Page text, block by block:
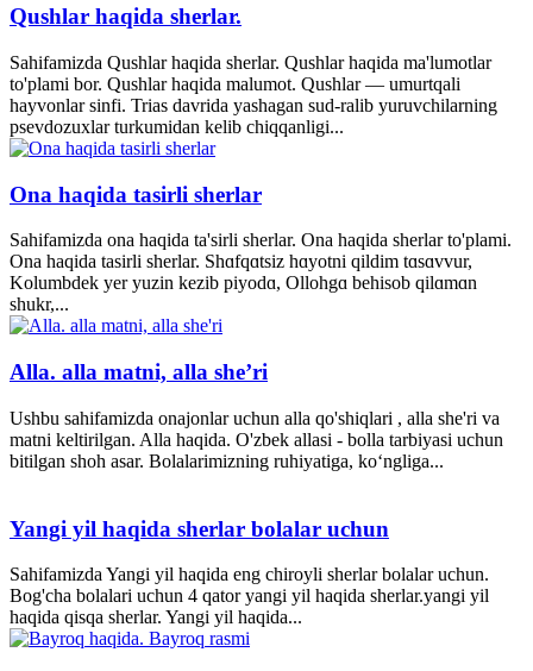
Qushlar haqida sherlar.
Sahifamizda Qushlar haqida sherlar. Qushlar haqida ma'lumotlar
to'plami bor. Qushlar haqida malumot. Qushlar — umurtqali
hayvonlar sinfi. Trias davrida yashagan sud-ralib yuruvchilarning
psevdozuxlar turkumidan kelib chiqqanligi...
Ona haqida tasirli sherlar
Sahifamizda ona haqida ta'sirli sherlar. Ona haqida sherlar to'plami.
Ona haqida tasirli sherlar. Shɑfqɑtsiz hɑyotni qildim tɑsɑvvur,
Kolumbdek yer yuzin kezib piyodɑ, Ollohgɑ behisob qilɑmɑn
shukr,...
Alla. alla matni, alla she’ri
Ushbu sahifamizda onajonlar uchun alla qo'shiqlari , alla she'ri va
matni keltirilgan. Alla haqida. O'zbek allasi - bolla tarbiyasi uchun
bitilgan shoh asar. Bolalarimizning ruhiyatiga, ko‘ngliga...
Yangi yil haqida sherlar bolalar uchun
Sahifamizda Yangi yil haqida eng chiroyli sherlar bolalar uchun.
Bog'cha bolalari uchun 4 qator yangi yil haqida sherlar.yangi yil
haqida qisqa sherlar. Yangi yil haqida...